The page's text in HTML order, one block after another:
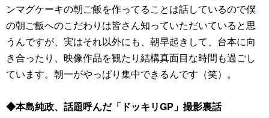
ンマグケーキの朝ご飯を作ってることは話しているので僕
の朝ご飯へのこだわりは皆さん知っていただいていると思
うんですが、実はそれ以外にも、朝早起きして、台本に向
き合ったり、映像作品を観たり結構真面目な時間も過ごし
ています。朝一がやっぱり集中できるんです（笑）。
◆本島純政、話題呼んだ「ドッキリGP」撮影裏話